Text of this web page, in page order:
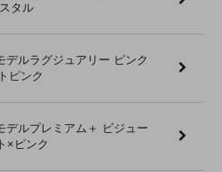
タル
ルラグジュアリー ピンク
ピンク
ルプレミアム＋ ビジュー
×ピンク